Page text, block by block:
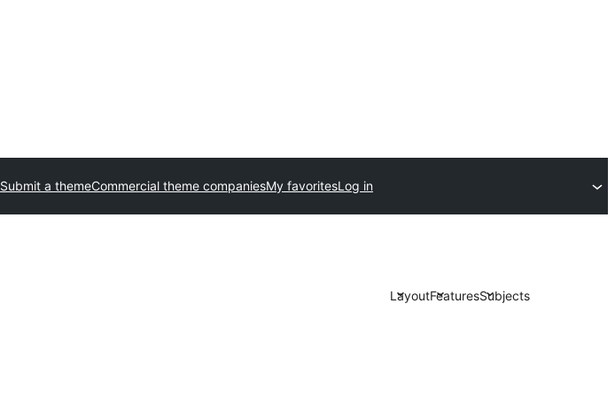
Submit a themeCommercial theme companiesMy favoritesLog in
LayoutFeaturesSubjects